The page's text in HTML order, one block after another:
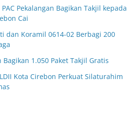
Pekalangan Bagikan Takjil kepada
Cai
dan Koramil 0614-02 Berbagi 200
Bagikan 1.050 Paket Takjil Gratis
Kota Cirebon Perkuat Silaturahim